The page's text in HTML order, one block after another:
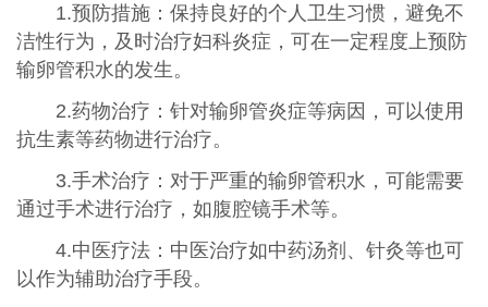
1.预防措施：保持良好的个人卫生习惯，避免不
洁性行为，及时治疗妇科炎症，可在一定程度上预防
输卵管积水的发生。
2.药物治疗：针对输卵管炎症等病因，可以使用
抗生素等药物进行治疗。
3.手术治疗：对于严重的输卵管积水，可能需要
通过手术进行治疗，如腹腔镜手术等。
4.中医疗法：中医治疗如中药汤剂、针灸等也可
以作为辅助治疗手段。